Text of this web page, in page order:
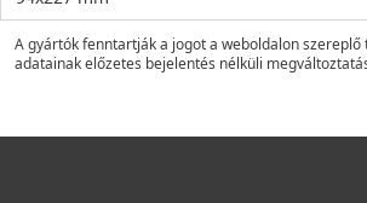
A gyártók fenntartják a jogot a weboldalon szereplő
adatainak előzetes bejelentés nélküli